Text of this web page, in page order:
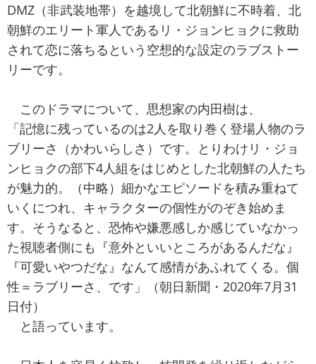
DMZ（非武装地帯）を越境して北朝鮮に不時着、北
朝鮮のエリート軍人であるリ・ジョンヒョクに救助
されて恋に落ちるという空想的な設定のラブストー
リーです。
このドラマについて、思想家の内田樹は、
「記憶に残っているのは2人を取り巻く登場人物のラ
ブリーさ（かわいらしさ）です。とりわけリ・ジョ
ンヒョクの部下4人組をはじめとした北朝鮮の人たち
が魅力的。（中略）細かなエピソードを積み重ねて
いくにつれ、キャラクターの個性がのぞき始めま
す。そうなると、恐怖や嫌悪感しか感じていなかっ
た視聴者側にも『意外といいところがあるんだな』
『可愛いやつだな』なんて感情があふれてくる。個
性＝ラブリーさ、です」（朝日新聞・2020年7月31
日付）
と語っています。